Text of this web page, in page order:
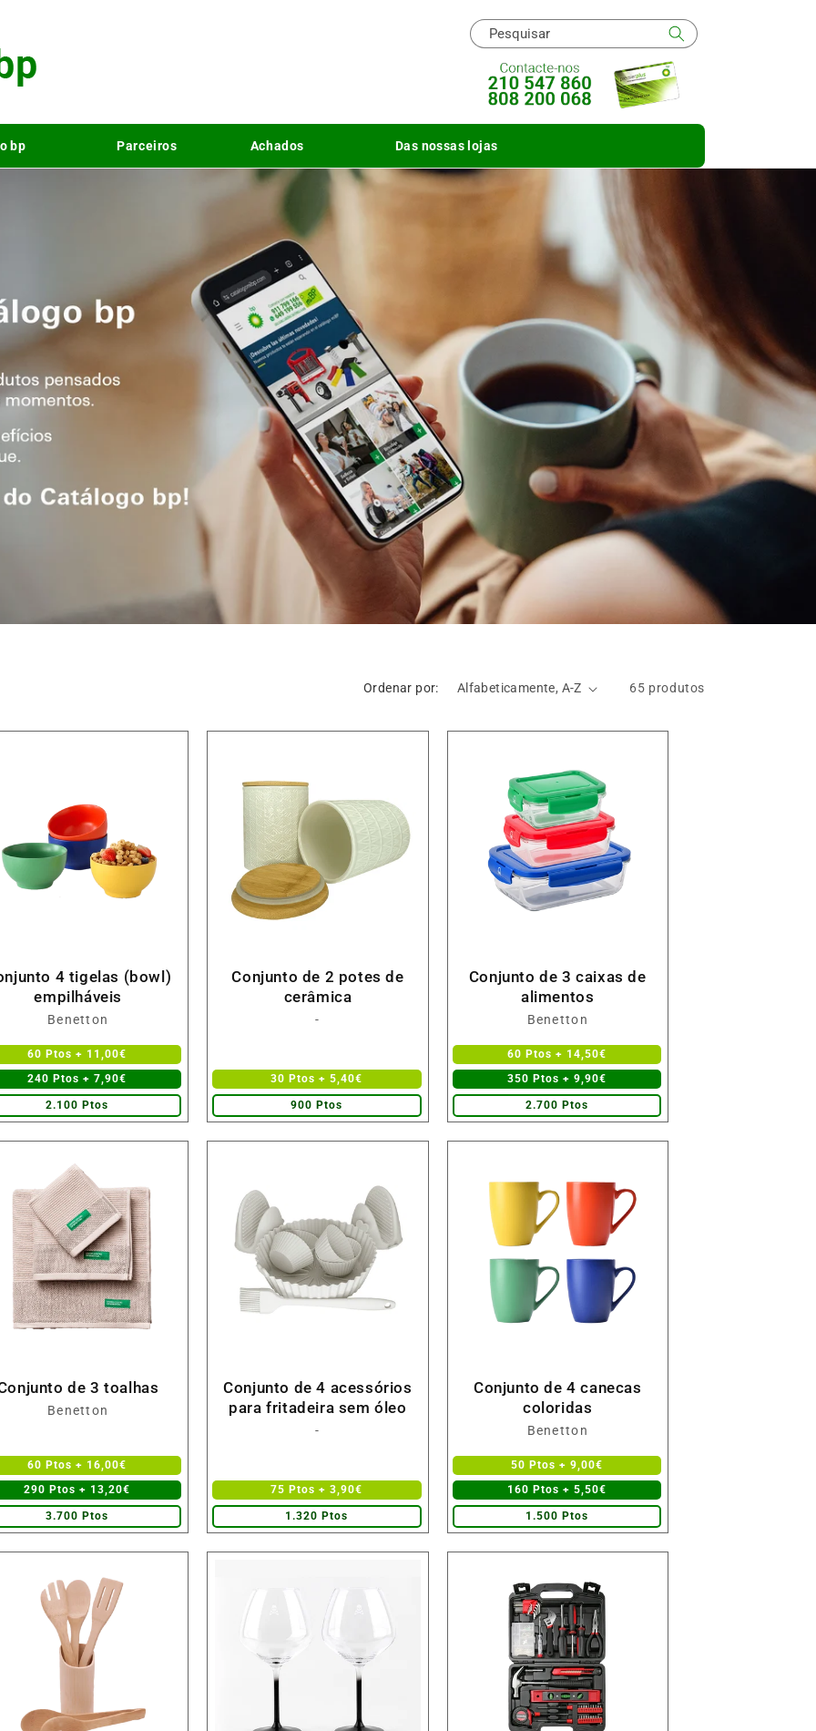
bp Parceiros Achados Das nossas lojas
Pesquisar
Ordenar por: 65 produtos
4 tigelas (bowl)
empilháveis
Fornecedor:
Benetton
60 Ptos + 11,00€
240 Ptos + 7,90€
2.100 Ptos
Conjunto de 2 potes de
cerâmica
Fornecedor:
-
30 Ptos + 5,40€
900 Ptos
Conjunto de 3 caixas de
alimentos
Fornecedor:
Benetton
60 Ptos + 14,50€
350 Ptos + 9,90€
2.700 Ptos
de 3 toalhas
Fornecedor:
Benetton
60 Ptos + 16,00€
290 Ptos + 13,20€
3.700 Ptos
Conjunto de 4 acessórios
para fritadeira sem óleo
Fornecedor:
-
75 Ptos + 3,90€
1.320 Ptos
Conjunto de 4 canecas
coloridas
Fornecedor:
Benetton
50 Ptos + 9,00€
160 Ptos + 5,50€
1.500 Ptos